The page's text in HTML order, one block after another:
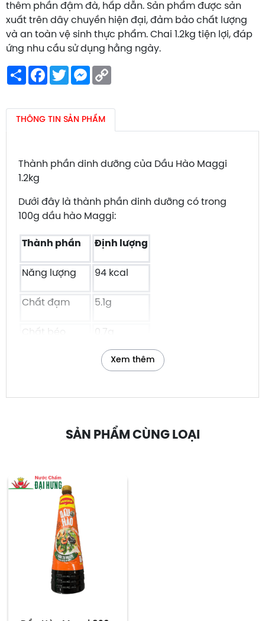
thêm phần đậm đà, hấp dẫn. Sản phẩm được sản
xuất trên dây chuyền hiện đại, đảm bảo chất lượng
và an toàn vệ sinh thực phẩm. Chai 1.2kg tiện lợi, đáp
ứng nhu cầu sử dụng hằng ngày.
Share Facebook
TwitterMessenger
THÔNG TIN SẢN PHẨM
Thành phần dinh dưỡng của Dầu Hào Maggi
1.2kg
Dưới đây là thành phần dinh dưỡng có trong
100g dầu hào Maggi:
Thành phần Định lượng
Năng lượng 94 kcal
Chất đạm 5.1g
21.5g
Vitamin B2 0.04mg
Dầu Hào Maggi 1.2kg được chiết xuất từ hào
nguyên chất, kết hợp cùng muối I-ốt, đường,
chất ổn định, chất điều vị,... Ngoài ra, sản phẩm
còn cung cấp một số khoáng chất thiết yếu
khác như canxi, kali, phốt pho,... có lợi cho cơ thể.
Xem thêm
SẢN PHẨM CÙNG LOẠI